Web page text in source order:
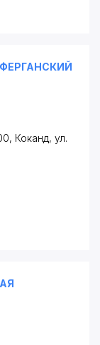
ФЕРГАНСКИЙ
Коканд, ул.